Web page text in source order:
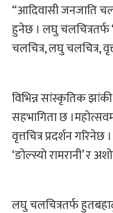
“आदिवासी जनजाति
हुनेछ । लघु चलचित्रतर्फ
चलचित्र, लघु चलचित्र,
विभिन्न सांस्कृतिक
सहभागिता छ
वृत्तचित्र प्रदर्शन
‘ङोल्स्यो रामरानी’ र
लघु चलचित्रतर्फ